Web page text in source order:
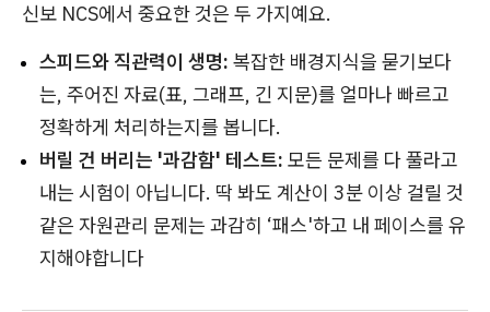
신보 NCS에서 중요한 것은 두 가지예요.
스피드와 직관력이 생명: 복잡한 배경지식을 묻기보다
는, 주어진 자료(표, 그래프, 긴 지문)를 얼마나 빠르고
정확하게 처리하는지를 봅니다.
버릴 건 버리는 '과감함' 테스트: 모든 문제를 다 풀라고
내는 시험이 아닙니다. 딱 봐도 계산이 3분 이상 걸릴 것
같은 자원관리 문제는 과감히 ‘패스'하고 내 페이스를 유
지해야합니다